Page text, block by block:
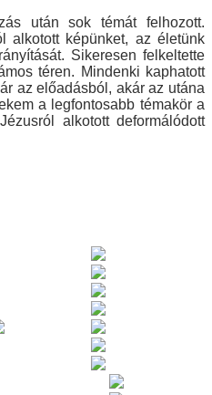
után sok témát felhozott.
alkotott képünket, az életünk
Sikeresen felkeltette
téren. Mindenki kaphatott
az előadásból, akár az utána
a legfontosabb témakör a
alkotott deformálódott